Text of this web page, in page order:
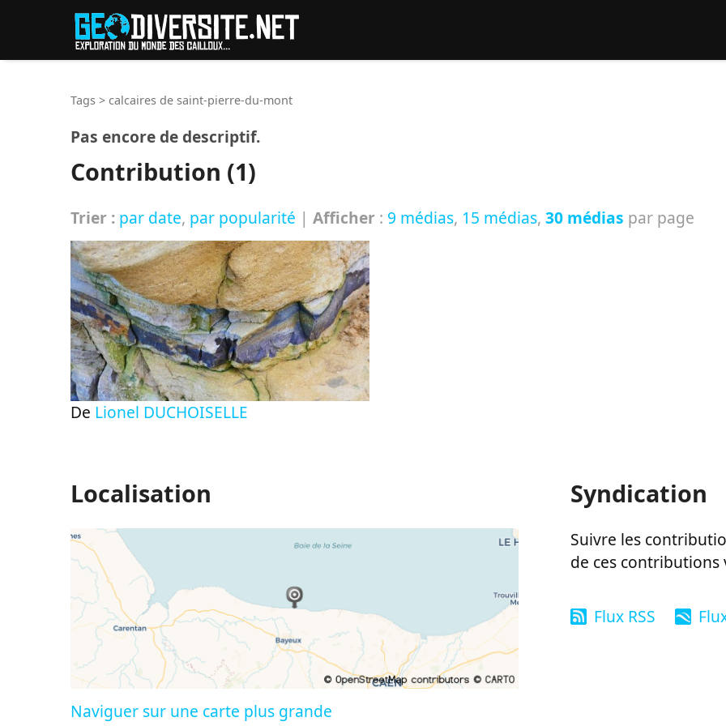
Tags > calcaires de saint-pierre-du-mont
Pas encore de descriptif.
Contribution (1)
Trier : par date, par popularité | Afficher : 9 médias, 15 médias, 30 médias par page
De Lionel DUCHOISELLE
Localisation
Naviguer sur une carte plus grande
Syndication
Suivre les
de ces
Flux RSS